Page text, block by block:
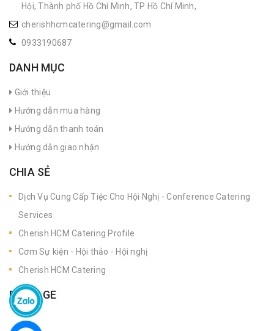
Hội, Thành phố Hồ Chí Minh, TP Hồ Chí Minh,
cherishhcmcatering@gmail.com
0933190687
DANH MỤC
Giới thiệu
Hướng dẫn mua hàng
Hướng dẫn thanh toán
Hướng dẫn giao nhận
CHIA SẺ
Dịch Vụ Cung Cấp Tiệc Cho Hội Nghị - Conference Catering
Services
Cherish HCM Catering Profile
Cơm Sự kiện - Hội thảo - Hội nghị
Cherish HCM Catering
FANPAGE